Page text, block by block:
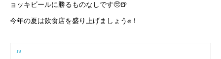
ョッキビールに勝るものなしです🥺🍺
今年の夏は飲食店を盛り上げましょう✊！